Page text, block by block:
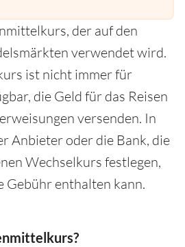
der auf den
verwendet wird.
ist nicht immer für
die Geld für das Reisen
versenden. In
Anbieter oder die Bank, die
Wechselkurs festlegen,
Gebühr enthalten kann.